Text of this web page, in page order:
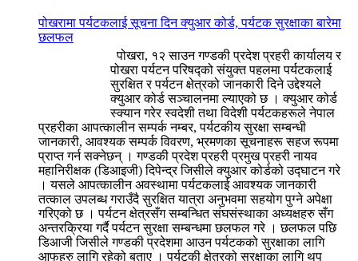
पोखरामा पर्यटकलाई सूचना दिन क्युआर कोर्ड, पर्यटक सुरक्षाका बारेमा
छलफल
पोखरा, १२ साउन गण्डकी प्रदेश प्रहरी कार्यालय र
पोखरा पर्यटन परिषद्को संयुक्त पहलमा पर्यटकलाई
सुरक्षित र पर्यटन क्षेत्रको जानकारी दिने उद्देश्यले
क्युआर कोर्ड सञ्चालनमा ल्याएको छ । क्युआर कोर्ड
स्क्यान गरेर स्वदेशी तथा विदेशी पर्यटकहरूले नेपाल
प्रहरीका आपत्कालीन सम्पर्क नम्बर, पर्यटकीय सुरक्षा सम्बन्धी
जानकारी, आवश्यक सम्पर्क विवरण, भ्रमणका सूचनाहरू सहज रूपमा
प्राप्त गर्न सक्नेछन् । गण्डकी प्रदेश प्रहरी प्रमुख प्रहरी नायव
महानिरीक्षक (डिआइजी) दिपेन्द्र जिसीले क्युआर कोर्डको उद्घाटन गरे
। यसले आपत्कालीन अवस्थामा पर्यटकलाई आवश्यक जानकारी
तत्काल उपलब्ध गराउँदै सुरक्षित यात्रा अनुभवमा सहयोग पुग्ने अपेक्षा
गरिएको छ । पर्यटन क्षेत्रसँग सम्बन्धित संघसंस्थाका अध्यक्षहरु सँग
अन्तरक्रिया गर्दै पर्यटन सुरक्षा सम्बन्धमा छलफल गरे । छलफल पछि
डिआजी जिसीले गण्डकी प्रदेशमा आउन पर्यटकको सुरक्षाका लागि
आफुहरु लागि रहेको बताए । पर्यटकी क्षेत्रको सुरक्षाका लागि थप